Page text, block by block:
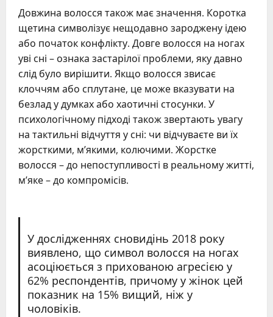
Довжина волосся також має значення. Коротка
щетина символізує нещодавно зароджену ідею
або початок конфлікту. Довге волосся на ногах
уві сні – ознака застарілої проблеми, яку давно
слід було вирішити. Якщо волосся звисає
клоччям або сплутане, це може вказувати на
безлад у думках або хаотичні стосунки. У
психологічному підході також звертають увагу
на тактильні відчуття у сні: чи відчуваєте ви їх
жорсткими, м’якими, колючими. Жорстке
волосся – до непоступливості в реальному житті,
м’яке – до компромісів.
У дослідженнях сновидінь 2018 року
виявлено, що символ волосся на ногах
асоціюється з прихованою агресією у
62% респондентів, причому у жінок цей
показник на 15% вищий, ніж у
чоловіків.